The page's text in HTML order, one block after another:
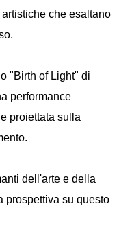
che esaltano
"Birth of Light" di
performance
proiettata sulla
dell'arte e della
prospettiva su questo